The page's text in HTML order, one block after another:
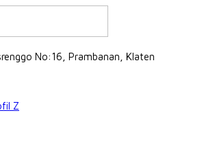
No:16, Prambanan, Klaten
Z